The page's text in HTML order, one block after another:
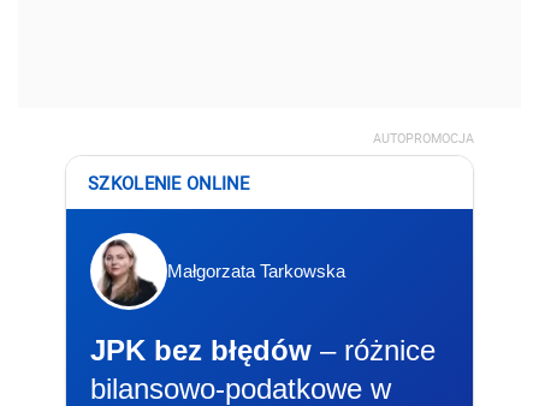
AUTOPROMOCJA
SZKOLENIE ONLINE
Małgorzata Tarkowska
JPK bez błędów – różnice
bilansowo-podatkowe w